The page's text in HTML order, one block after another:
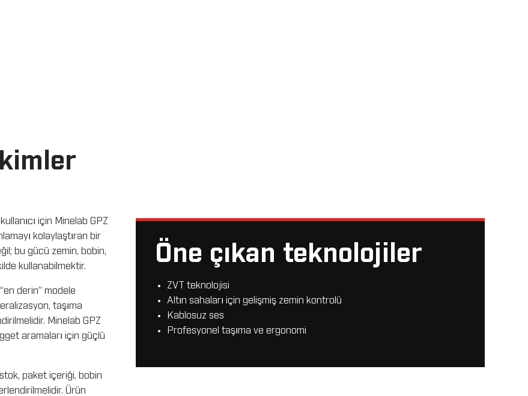
için Minelab GPZ
kolaylaştıran bir
bu gücü zemin, bobin,
kullanabilmektir.
derin” modele
taşıma
Minelab GPZ
aramaları için güçlü
paket içeriği, bobin
Ürün
Öne çıkan teknolojiler
ZVT teknolojisi
Altın sahaları için gelişmiş zemin kontrolü
Kablosuz ses
Profesyonel taşıma ve ergonomi